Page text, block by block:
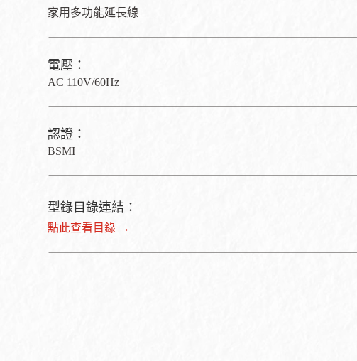
家用多功能延長線
電壓：
AC 110V/60Hz
認證：
BSMI
型錄目錄連結：
點此查看目錄 →